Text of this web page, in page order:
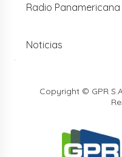
Radio Panamericana
Noticias
Copyright © GPR